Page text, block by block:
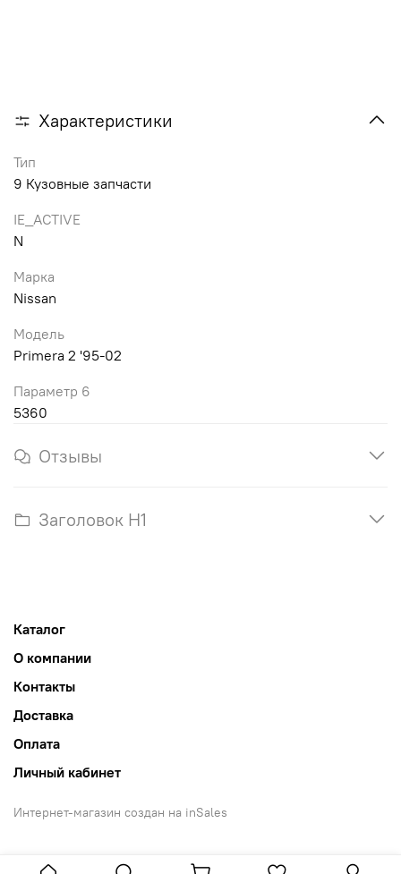
Характеристики
Тип
9 Кузовные запчасти
IE_ACTIVE
N
Марка
Nissan
Модель
Primera 2 '95-02
Параметр 6
5360
Отзывы
Заголовок H1
Каталог
О компании
Контакты
Доставка
Оплата
Личный кабинет
Интернет-магазин создан на inSales